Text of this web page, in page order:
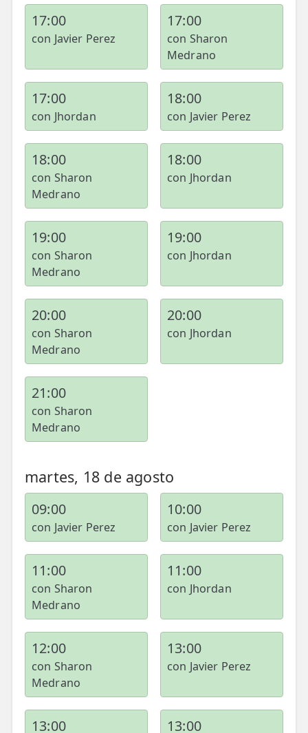
17:00
con Javier Perez
17:00
con Sharon
Medrano
17:00
con Jhordan
18:00
con Javier Perez
18:00
con Sharon
Medrano
18:00
con Jhordan
19:00
con Sharon
Medrano
19:00
con Jhordan
20:00
con Sharon
Medrano
20:00
con Jhordan
21:00
con Sharon
Medrano
martes, 18 de agosto
09:00
con Javier Perez
10:00
con Javier Perez
11:00
con Sharon
Medrano
11:00
con Jhordan
12:00
con Sharon
Medrano
13:00
con Javier Perez
13:00 13:00